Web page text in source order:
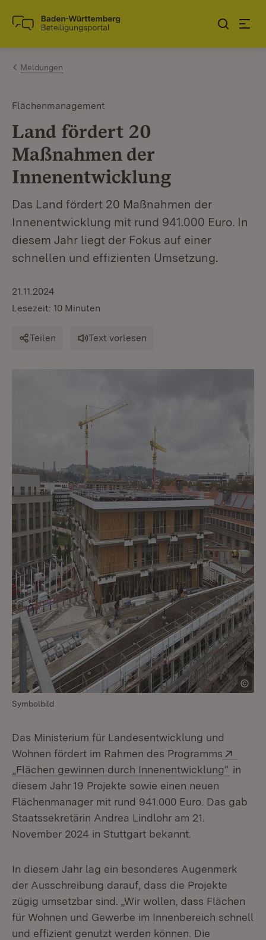
Zum Inhalt springen
Link zur Startseite
Meldungen
Flächenmanagement
Land fördert 20
Maßnahmen der
Innenentwicklung
Das Land fördert 20 Maßnahmen der
Innenentwicklung mit rund 941.000 Euro. In
diesem Jahr liegt der Fokus auf einer
schnellen und effizienten Umsetzung.
21.11.2024
Lesezeit: 10 Minuten
Teilen Text vorlesen
Symbolbild
Das Ministerium für Landesentwicklung und
Wohnen fördert im Rahmen des Programms
„Flächen gewinnen durch Innenentwicklung“ in
diesem Jahr 19 Projekte sowie einen neuen
Flächenmanager mit rund 941.000 Euro. Das gab
Staatssekretärin Andrea Lindlohr am 21.
November 2024 in Stuttgart bekannt.
In diesem Jahr lag ein besonderes Augenmerk
der Ausschreibung darauf, dass die Projekte
zügig umsetzbar sind. „Wir wollen, dass Flächen
für Wohnen und Gewerbe im Innenbereich schnell
und effizient genutzt werden können. Die